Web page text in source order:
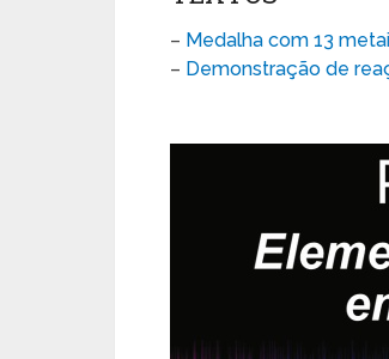
– Medalha com 13
– Demonstração de